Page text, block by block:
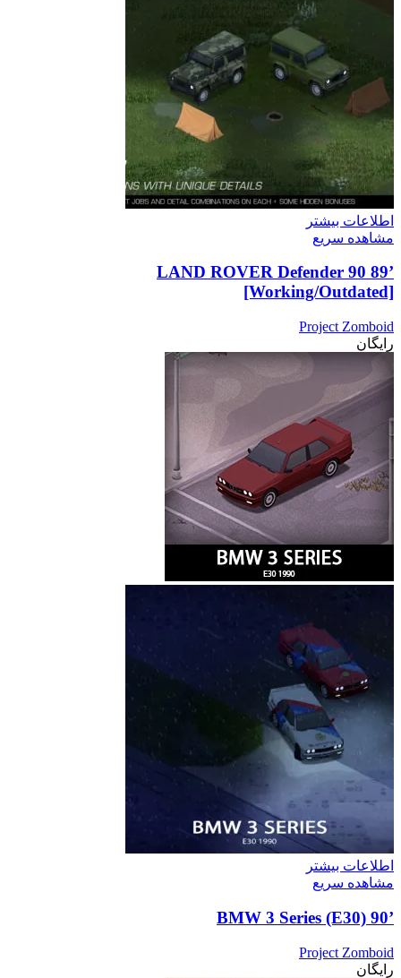
اطلاعات بیشتر
مشاهده سریع
’89 LAND ROVER Defender 90
[Working/Outdated]
Project Zomboid
رایگان
اطلاعات بیشتر
مشاهده سریع
’90 BMW 3 Series (E30)
Project Zomboid
رایگان